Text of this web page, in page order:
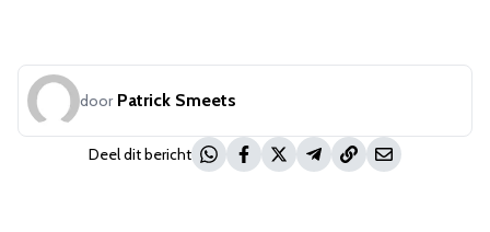
door Patrick Smeets
Deel dit bericht